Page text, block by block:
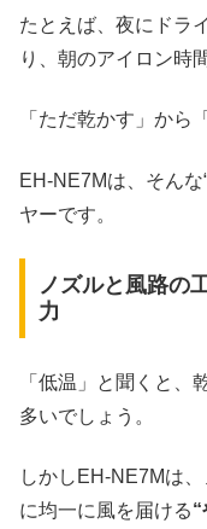
たとえば、夜にドラ
り、朝のアイロン時
「ただ乾かす」から
EH-NE7Mは、そんな
ヤーです。
ノズルと風路の
力
「低温」と聞くと、
多いでしょう。
しかしEH-NE7Mは
に均一に風を届ける